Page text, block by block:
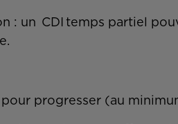
: un CDI temps partiel
progresser (au